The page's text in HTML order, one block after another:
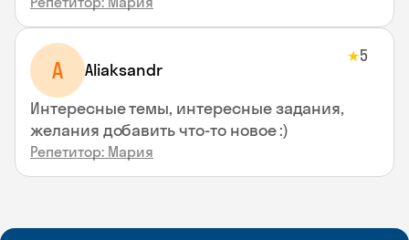
A Aliaksandr
★5
Интересные темы, интересные задания,
желания добавить что-то новое :)
Репетитор: Мария